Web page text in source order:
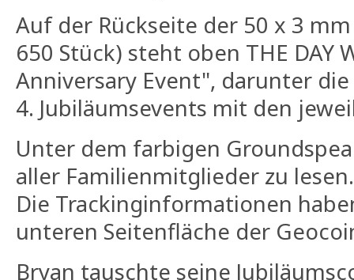
Auf der Rückseite der 50 x 3
650 Stück) steht oben THE DAY
Anniversary Event", darunter
4. Jubiläumsevents mit den
Unter dem farbigen
aller Familienmitglieder zu lesen.
Die Trackinginformationen
unteren Seitenfläche der
Bryan tauschte seine